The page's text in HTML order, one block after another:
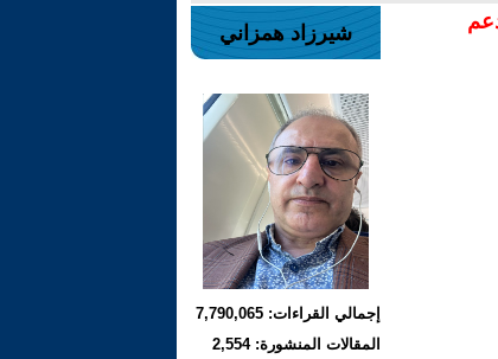
شيرزاد همزاني
إجمالي القراءات: 7,790,065
المقالات المنشورة: 2,554